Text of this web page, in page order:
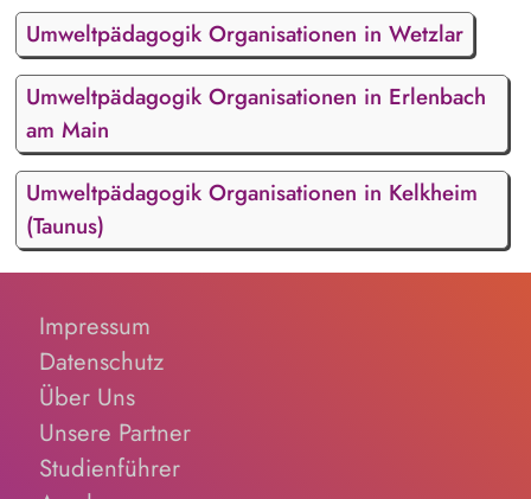
Umweltpädagogik Organisationen in Wetzlar
Umweltpädagogik Organisationen in Erlenbach
am Main
Umweltpädagogik Organisationen in Kelkheim
(Taunus)
Impressum
Datenschutz
Über Uns
Unsere Partner
Studienführer